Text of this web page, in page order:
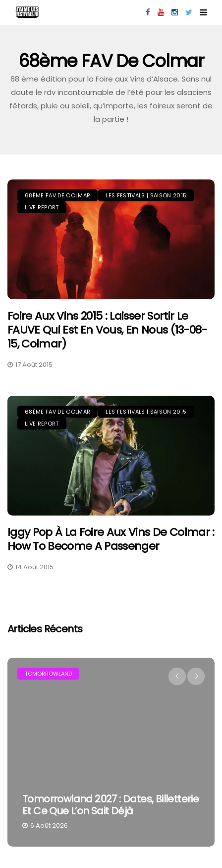
68ème FAV De Colmar
68 ème édition pour la Foire aux Vins d’Alsace. Sans nul
doute le rdv incontournable de l’été pour les alsaciens
fêtards, pluie ou soleil, qu’importe, les foireux seront de
la partie !
68ÈME FAV DE COLMAR
LES FESTIVALS | SAISON 2015
LIVE REPORT
Foire Aux Vins 2015 : Laisser Sortir Le
FAUVE Qui Est En Vous, En Nous (13-08-
15, Colmar)
17 Août 2015
68ÈME FAV DE COLMAR
LES FESTIVALS | SAISON 2015
LIVE REPORT
Iggy Pop À La Foire Aux Vins De Colmar :
How To Become A Passenger
14 Août 2015
Articles Récents
TOMORROWLAND
Tomorrowland 2027 : Dates, Billetterie
Et Ce Que L’on Sait Déjà
6 Août 2026